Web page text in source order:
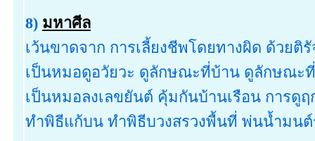
8) มหาศีล
เว้นขาดจาก การเลี้ยงชีพโดยทางผิด ด้วยติ
เป็นหมอดูอวัยวะ ดูลักษณะที่บ้าน ดูลักษณะ
เป็นหมอลงเลขยันต์ คุ้มกันบ้านเรือน การดู
ทำพิธีแก้บน ทำพิธีบวงสรวงพื้นที่ พ่นน้ำมน